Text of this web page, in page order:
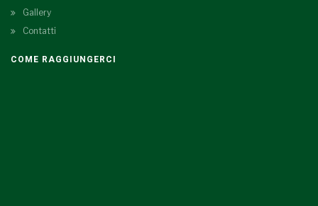
Gallery
Contatti
COME RAGGIUNGERCI